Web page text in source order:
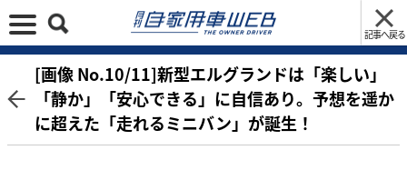
記事へ戻る
[画像 No.10/11]新型エルグランドは「楽しい」
「静か」「安心できる」に自信あり。予想を遥か
に超えた「走れるミニバン」が誕生！